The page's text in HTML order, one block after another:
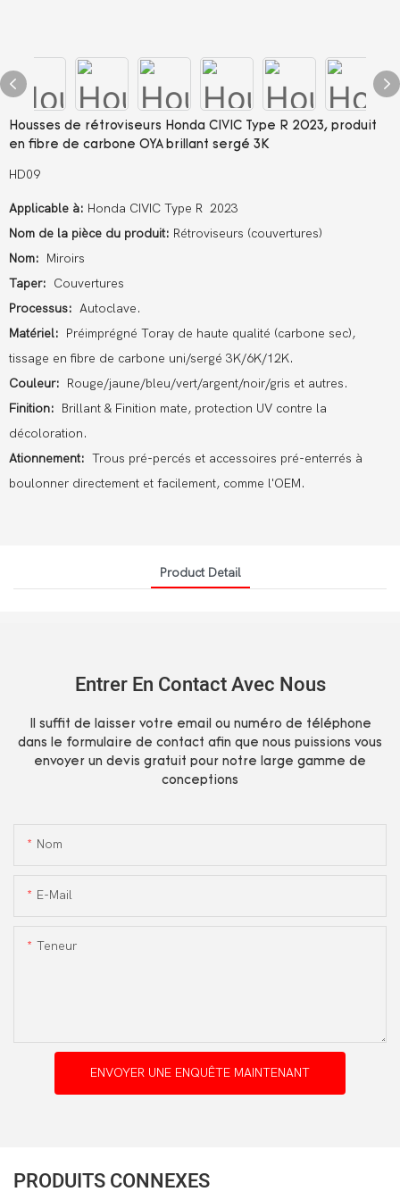
Housses de rétroviseurs Honda CIVIC Type R 2023, produit
en fibre de carbone OYA brillant sergé 3K
HD09
Applicable à: Honda CIVIC Type R 2023
Nom de la pièce du produit: Rétroviseurs (couvertures)
Nom: Miroirs
Taper: Couvertures
Processus: Autoclave.
Matériel: Préimprégné Toray de haute qualité (carbone sec),
tissage en fibre de carbone uni/sergé 3K/6K/12K.
Couleur: Rouge/jaune/bleu/vert/argent/noir/gris et autres.
Finition: Brillant & Finition mate, protection UV contre la
décoloration.
Ationnement: Trous pré-percés et accessoires pré-enterrés à
boulonner directement et facilement, comme l'OEM.
Product Detail
Entrer En Contact Avec Nous
Il suffit de laisser votre email ou numéro de téléphone
dans le formulaire de contact afin que nous puissions vous
envoyer un devis gratuit pour notre large gamme de
conceptions
Nom
E-Mail
Teneur
ENVOYER UNE ENQUÊTE MAINTENANT
PRODUITS CONNEXES